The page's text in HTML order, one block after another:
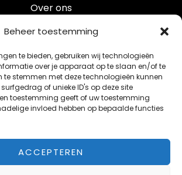
Beheer toestemming
te bieden, gebruiken wij technologieën
over je apparaat op te slaan en/of te
te stemmen met deze technologieën kunnen
of unieke ID's op deze site
toestemming geeft of uw toestemming
invloed hebben op bepaalde functies
ACCEPTEREN
Over ons
Categorieën
crypto
e-mobility
smart verbeter je leefomgev
smart blog